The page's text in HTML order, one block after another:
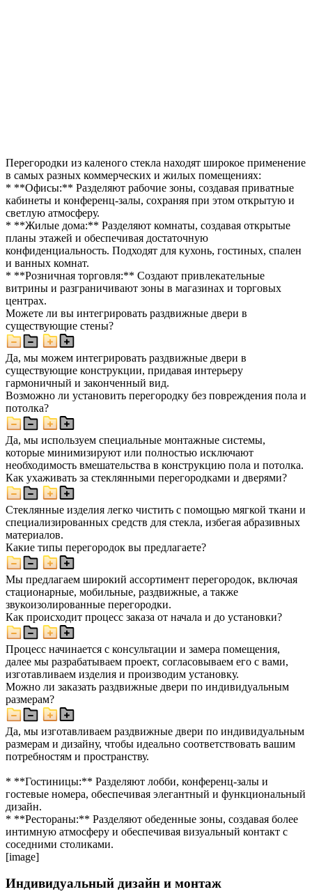
Перегородки из каленого стекла находят широкое применение
в самых разных коммерческих и жилых помещениях:
* **Офисы:** Разделяют рабочие зоны, создавая приватные
кабинеты и конференц-залы, сохраняя при этом открытую и
светлую атмосферу.
* **Жилые дома:** Разделяют комнаты, создавая открытые
планы этажей и обеспечивая достаточную
конфиденциальность. Подходят для кухонь, гостиных, спален
и ванных комнат.
* **Розничная торговля:** Создают привлекательные
витрины и разграничивают зоны в магазинах и торговых
центрах.
Можете ли вы интегрировать раздвижные двери в
существующие стены?
Да, мы можем интегрировать раздвижные двери в
существующие конструкции, придавая интерьеру
гармоничный и законченный вид.
Возможно ли установить перегородку без повреждения пола и
потолка?
Да, мы используем специальные монтажные системы,
которые минимизируют или полностью исключают
необходимость вмешательства в конструкцию пола и потолка.
Как ухаживать за стеклянными перегородками и дверями?
Стеклянные изделия легко чистить с помощью мягкой ткани и
специализированных средств для стекла, избегая абразивных
материалов.
Какие типы перегородок вы предлагаете?
Мы предлагаем широкий ассортимент перегородок, включая
стационарные, мобильные, раздвижные, а также
звукоизолированные перегородки.
Как происходит процесс заказа от начала и до установки?
Процесс начинается с консультации и замера помещения,
далее мы разрабатываем проект, согласовываем его с вами,
изготавливаем изделия и производим установку.
Можно ли заказать раздвижные двери по индивидуальным
размерам?
Да, мы изготавливаем раздвижные двери по индивидуальным
размерам и дизайну, чтобы идеально соответствовать вашим
потребностям и пространству.
* **Гостиницы:** Разделяют лобби, конференц-залы и
гостевые номера, обеспечивая элегантный и функциональный
дизайн.
* **Рестораны:** Разделяют обеденные зоны, создавая более
интимную атмосферу и обеспечивая визуальный контакт с
соседними столиками.
[image]
Индивидуальный дизайн и монтаж